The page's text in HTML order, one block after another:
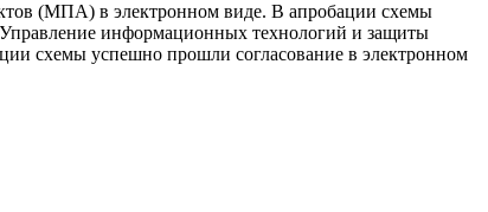
(МПА) в электронном виде. В апробации схемы
информационных технологий и защиты
схемы успешно прошли согласование в электронном